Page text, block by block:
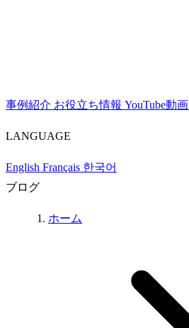
事例紹介 お役立ち情報 YouTube動画
LANGUAGE
English Français 한국어
ブログ
ホーム